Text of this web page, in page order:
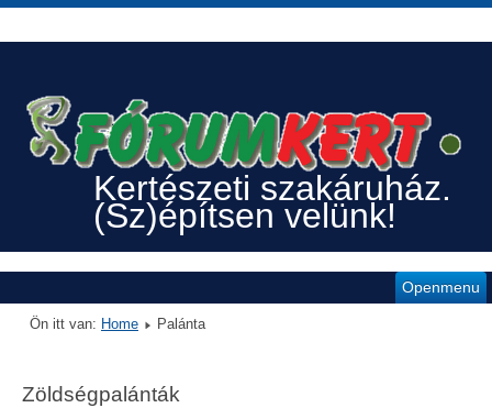
Kertészeti szakáruház.
(Sz)építsen velünk!
Openmenu
Ön itt van: Home Palánta
Zöldségpalánták